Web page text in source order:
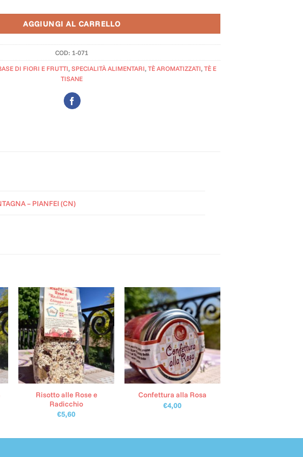
AGGIUNGI AL CARRELLO
COD: 1-071
DI FIORI E FRUTTI,SPECIALITÀ ALIMENTARI,TÈ AROMATIZZATI,TÈ E
TISANE
– PIANFEI (CN)
Risotto alle Rose e
Radicchio
€5,60
Confettura alla Rosa
€4,00